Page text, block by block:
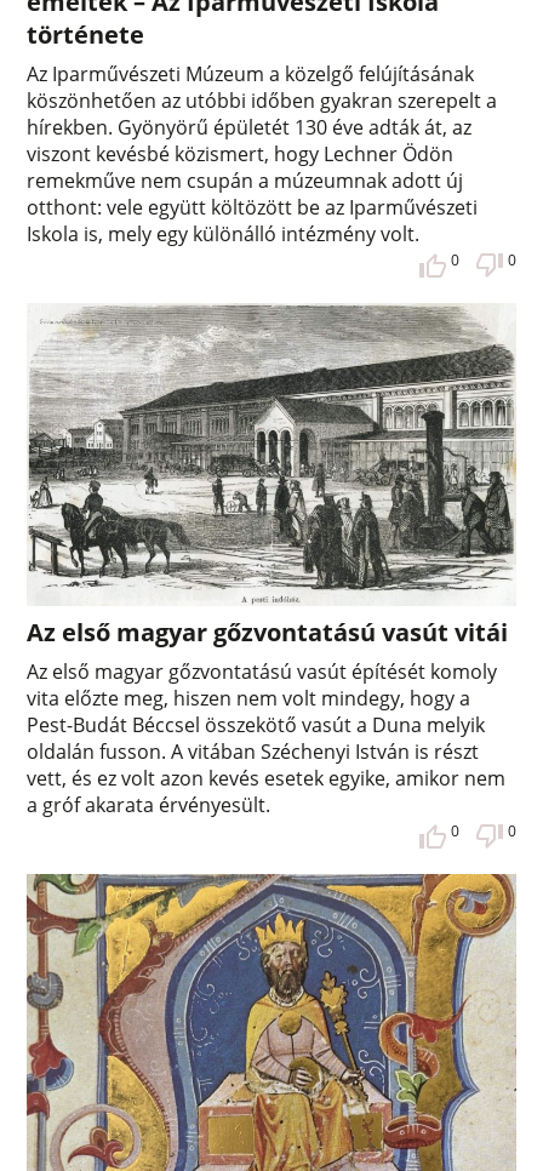
története
Az Iparművészeti Múzeum a közelgő felújításának
köszönhetően az utóbbi időben gyakran szerepelt a
hírekben. Gyönyörű épületét 130 éve adták át, az
viszont kevésbé közismert, hogy Lechner Ödön
remekműve nem csupán a múzeumnak adott új
otthont: vele együtt költözött be az Iparművészeti
Iskola is, mely egy különálló intézmény volt.
0 0
Az első magyar gőzvontatású vasút vitái
Az első magyar gőzvontatású vasút építését komoly
vita előzte meg, hiszen nem volt mindegy, hogy a
Pest-Budát Béccsel összekötő vasút a Duna melyik
oldalán fusson. A vitában Széchenyi István is részt
vett, és ez volt azon kevés esetek egyike, amikor nem
a gróf akarata érvényesült.
0 0